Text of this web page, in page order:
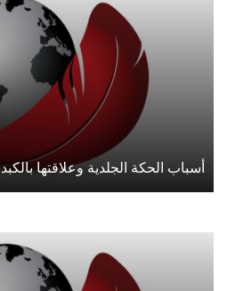
أسباب الحكة الجلدية وعلاقتها بالكبد